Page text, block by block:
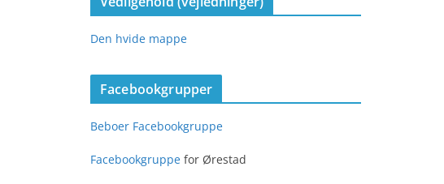
Den hvide mappe
Facebookgrupper
Beboer Facebookgruppe
Facebookgruppe for Ørestad